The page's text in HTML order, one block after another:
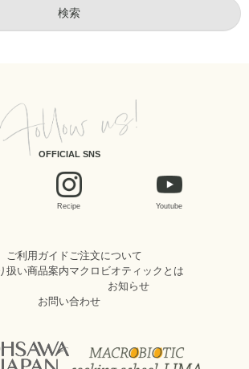
OFFICIAL SNS
Recipe Youtube
ご利用ガイドご注文について
扱い商品案内マクロビオティックとは
お知らせ
お問い合わせ